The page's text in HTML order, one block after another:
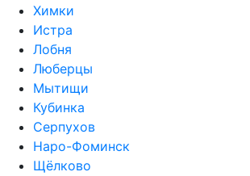
Химки
Истра
Лобня
Люберцы
Мытищи
Кубинка
Серпухов
Наро-Фоминск
Щёлково